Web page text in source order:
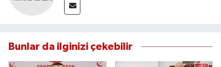
Bunlar da ilginizi çekebilir